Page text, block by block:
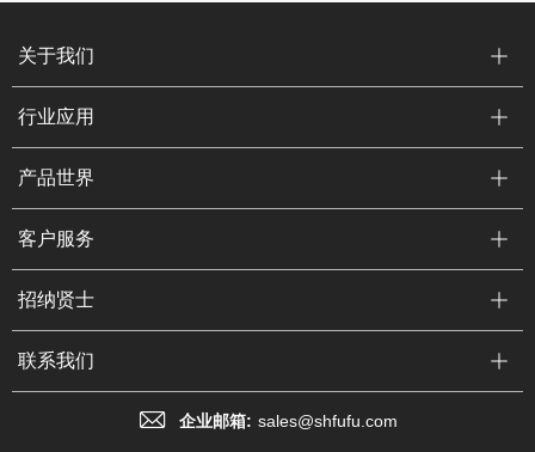
关于我们
行业应用
产品世界
客户服务
招纳贤士
联系我们
企业邮箱: sales@shfufu.com